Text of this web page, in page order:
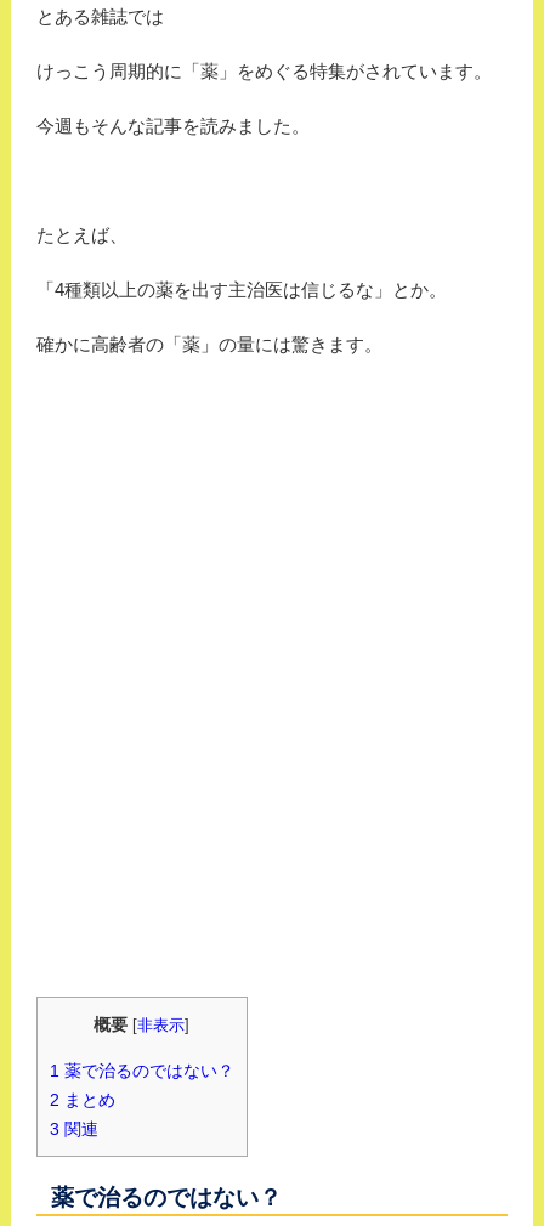
とある雑誌では
けっこう周期的に「薬」をめぐる特集がされています。
今週もそんな記事を読みました。
たとえば、
「4種類以上の薬を出す主治医は信じるな」とか。
確かに高齢者の「薬」の量には驚きます。
概要 [非表示]
1薬で治るのではない？
2 まとめ
3 関連
薬で治るのではない？